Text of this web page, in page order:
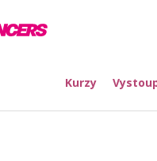
Kurzy